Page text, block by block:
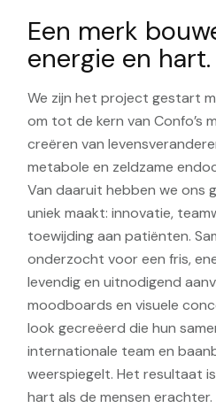
Een merk
energie en hart.
We zijn het project gestart
om tot de kern van Confo’s
creëren van
metabole en zeldzame
Van daaruit hebben we ons
uniek maakt: innovatie,
toewijding aan patiënten.
onderzocht voor een fris,
levendig en uitnodigend
moodboards en visuele
look gecreëerd die hun
internationale team en
weerspiegelt. Het resultaat
hart als de mensen erachter.